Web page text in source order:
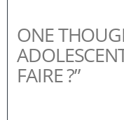
ONE
FAIRE ?”